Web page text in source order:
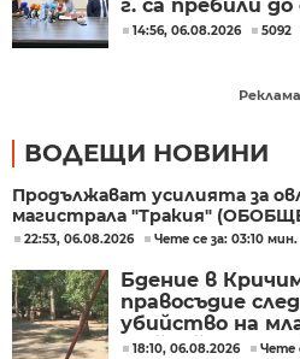
г. са пребили
Пловдив
14:56, 06.08.2026 5092
Реклама
ВОДЕЩИ НОВИНИ
Продължават усилията за
магистрала "Тракия"
22:53, 06.08.2026 Чете се за: 03:10 мин.
Бдение в
правосъдие
убийство на
тийнейджъри
18:10, 06.08.2026 Чете